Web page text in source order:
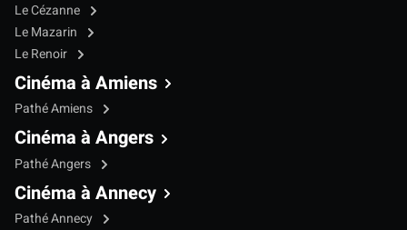
Le Cézanne
Le Mazarin
Le Renoir
Cinéma à Amiens
Pathé Amiens
Cinéma à Angers
Pathé Angers
Cinéma à Annecy
Pathé Annecy